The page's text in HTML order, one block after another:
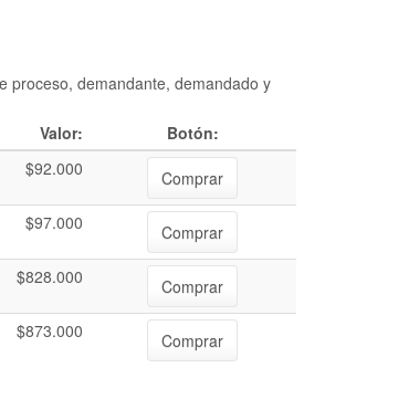
proceso, demandante, demandado y
Valor:
Botón:
$92.000
Comprar
$97.000
Comprar
$828.000
Comprar
$873.000 Comprar